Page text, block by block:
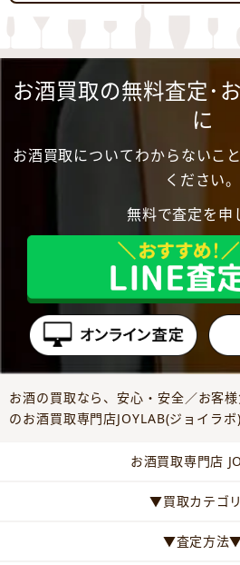
お酒買取の無料査定･
に
お酒買取についてわからないこ
ください。
無料で査定を申
お酒の買取なら、安心・安全／お客
のお酒買取専門店JOYLAB(ジョイラボ)
お酒買取専門店
▼買取カテゴ
▼査定方法